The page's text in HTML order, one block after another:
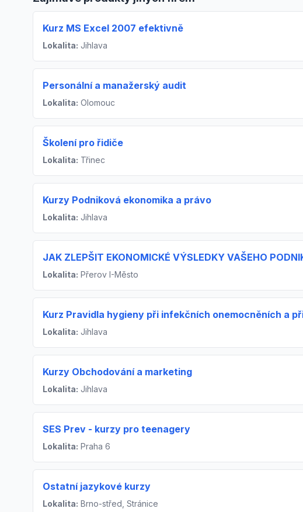
Kurz MS Excel 2007 efektivně
Lokalita: Jihlava
Personální a manažerský audit
Lokalita: Olomouc
Školení pro řidiče
Lokalita: Třinec
Kurzy Podniková ekonomika a právo
Lokalita: Jihlava
JAK ZLEPŠIT EKONOMICKÉ VÝSLEDKY VAŠEHO
Lokalita: Přerov I-Město
Kurz Pravidla hygieny při infekčních onemocněních a
Lokalita: Jihlava
Kurzy Obchodování a marketing
Lokalita: Jihlava
SES Prev - kurzy pro teenagery
Lokalita: Praha 6
Ostatní jazykové kurzy
Lokalita: Brno-střed, Stránice